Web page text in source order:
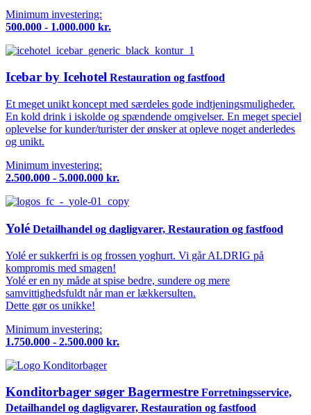
Minimum investering:
500.000 - 1.000.000 kr.
Icebar by Icehotel Restauration og fastfood
Et meget unikt koncept med særdeles gode indtjeningsmuligheder.
En kold drink i iskolde og spændende omgivelser. En meget speciel
oplevelse for kunder/turister der ønsker at opleve noget anderledes
og unikt.
Minimum investering:
2.500.000 - 5.000.000 kr.
Yolé Detailhandel og dagligvarer, Restauration og fastfood
Yolé er sukkerfri is og frossen yoghurt. Vi går ALDRIG på
kompromis med smagen!
Yolé er en ny måde at spise bedre, sundere og mere
samvittighedsfuldt når man er lækkersulten.
Dette gør os unikke!
Minimum investering:
1.750.000 - 2.500.000 kr.
Konditorbager søger Bagermestre Forretningsservice,
Detailhandel og dagligvarer, Restauration og fastfood